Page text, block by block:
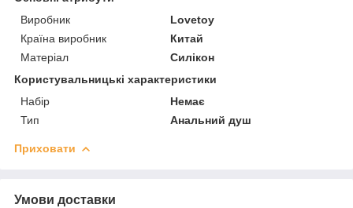
Виробник
Lovetoy
Країна виробник
Китай
Матеріал
Силікон
Користувальницькі характеристики
Набір
Немає
Тип
Анальний душ
Приховати
Умови доставки